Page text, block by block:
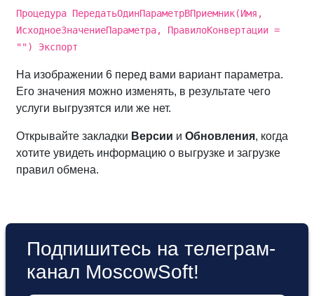
Процедура ПередатьОдинПараметрВПриемник(Имя,
ИсходноеЗначениеПараметра, ПравилоКонвертации =
"") Экспорт
На изображении 6 перед вами вариант параметра.
Его значения можно изменять, в результате чего
услуги выгрузятся или же нет.
Открывайте закладки Версии и Обновления, когда
хотите увидеть информацию о выгрузке и загрузке
правил обмена.
Подпишитесь на телеграм-
канал MoscowSoft!